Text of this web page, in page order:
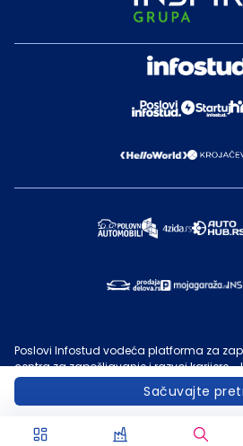
Sačuvajte
Poslovi Infostud vodeća platforma za
centra za zapošljavanje i razvoj karijere -
©
Infostud rešenja d.o.o. Subotica
Poslovi.infostud.com
je vlasništvo
u druge svrhe, osim za lične potrebe